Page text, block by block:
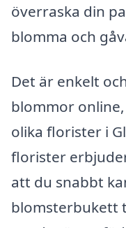
överraska din
blomma och
Det är enkelt
blommor
olika florister i
florister
att du snabbt
blomsterbukett